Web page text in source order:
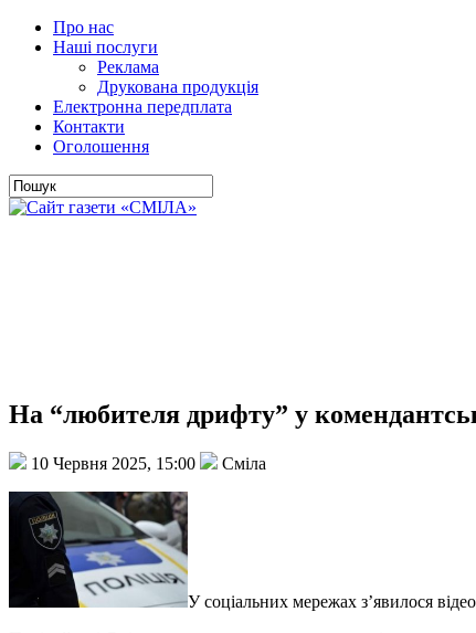
Про нас
Наші послуги
Реклама
Друкована продукція
Електронна передплата
Контакти
Оголошення
На “любителя дрифту” у
10 Червня 2025, 15:00 Сміла
У соціальних мережах з’явилося